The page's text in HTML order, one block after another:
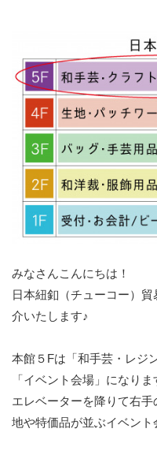
みなさんこんにちは！
日本紐釦（チューコー）
介いたします♪
本館５Fは「和手芸・レジ
「イベント会場」になりま
エレベーターを降りて右
地や特価品が並ぶイベント